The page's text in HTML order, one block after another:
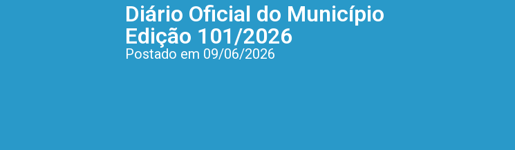
Diário Oficial do Município
Edição 101/2026
Postado em 09/06/2026